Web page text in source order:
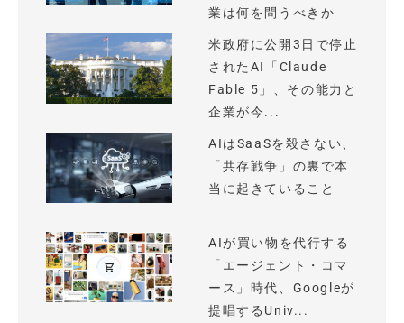
業は何を問うべきか
米政府に公開3日で停止
されたAI「Claude
Fable 5」、その能力と
企業が今...
AIはSaaSを殺さない、
「共存戦争」の裏で本
当に起きていること
AIが買い物を代行する
「エージェント・コマ
ース」時代、Googleが
提唱するUniv...